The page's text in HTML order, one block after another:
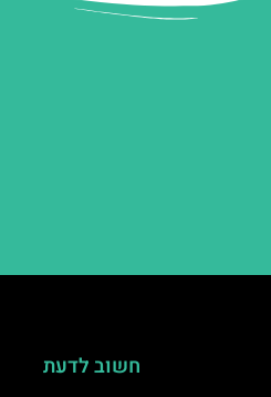
חשוב לדעת